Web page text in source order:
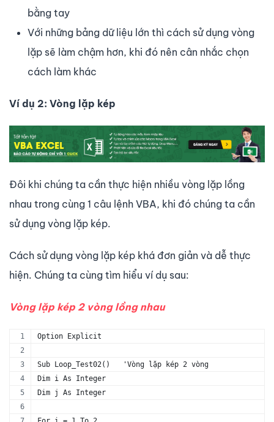
bằng tay
Với những bảng dữ liệu lớn thì cách sử dụng vòng
lặp sẽ làm chậm hơn, khi đó nên cân nhắc chọn
cách làm khác
Ví dụ 2: Vòng lặp kép
Đôi khi chúng ta cần thực hiện nhiều vòng lặp lồng
nhau trong cùng 1 câu lệnh VBA, khi đó chúng ta cần
sử dụng vòng lặp kép.
Cách sử dụng vòng lặp kép khá đơn giản và dễ thực
hiện. Chúng ta cùng tìm hiểu ví dụ sau:
Vòng lặp kép 2 vòng lồng nhau
Option Explicit
Sub Loop_Test02()   'Vòng lặp kép 2 vòng
Dim i As Integer
Dim j As Integer